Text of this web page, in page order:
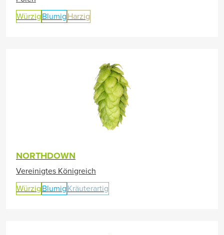
Würzig Blumig Harzig
NORTHDOWN
Vereinigtes Königreich
Würzig Blumig Kräuterartig